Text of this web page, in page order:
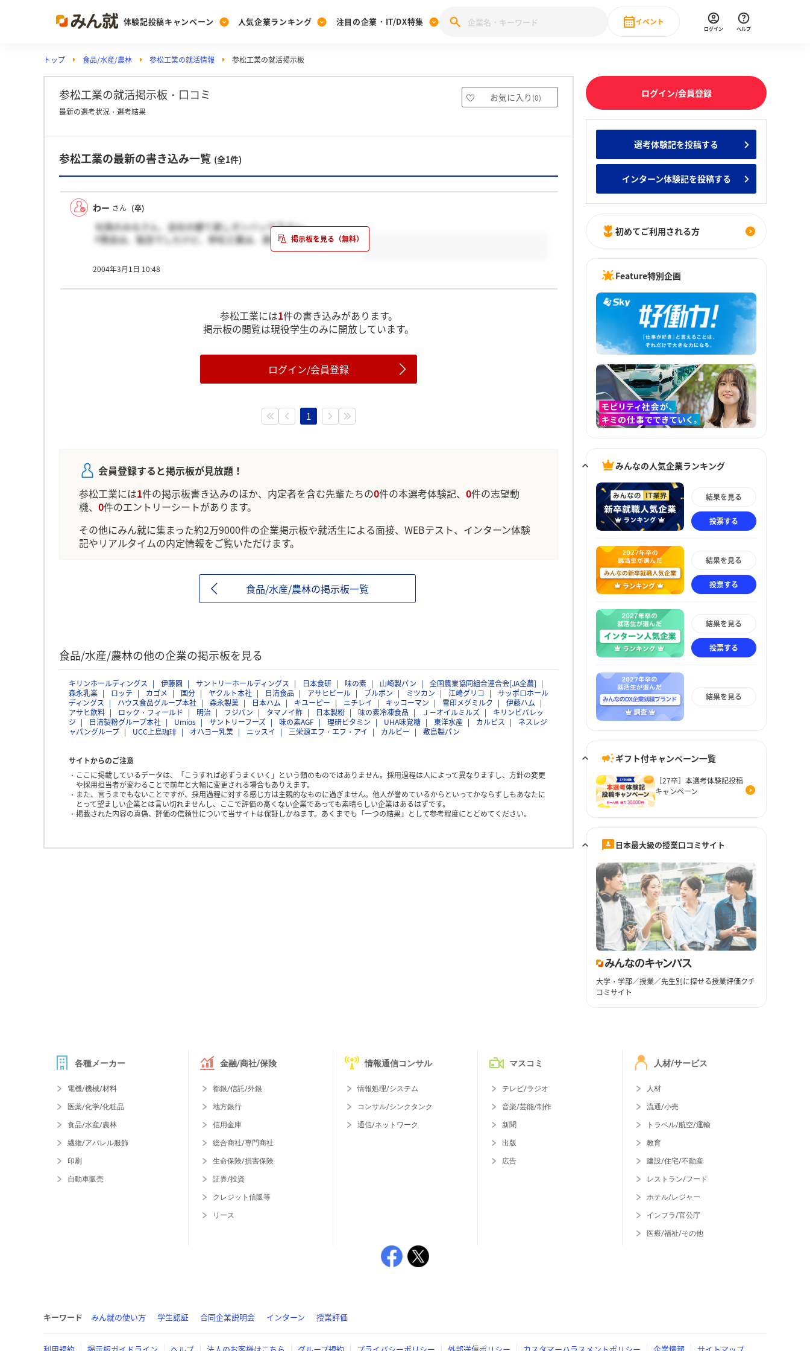
体験記投稿キャンペーン
Post
投稿する
[27卒] 本選考体験記投稿キャンペーン
人気企業ランキング
Ranking
ランキングを見る
Vote
投票する
みんなの新卒就職人気企業ランキング みんなのインターン人気企業ランキ
注目の企業・IT/DX特集
PickUp
注目の企業特集
28卒 IT・DX現場社員インタビュー
動画で知ろう！業界・企業研究
イベント
直近のイベント一覧
ログイン ヘルプ
トップ 食品/水産/農林 参松工業の就活情報 参松工業の就活掲示板
参松工業の就活掲示板・口コミ お気に入り (0)
最新の選考状況・選考結果
参松工業の最新の書き込み一覧 (全1件)
わー さん (卒)
社員のみなさん、会社の建て直しガンバッテ下さい。
F商会は、駄目でしたけど、参松工業は、是非、再建して下さい。
2004年3月1日 10:48
参松工業には1件の書き込みがあります。
掲示板の閲覧は現役学生のみに開放しています。
ログイン/会員登録
1
会員登録すると掲示板が見放題！
参松工業には1件の掲示板書き込みのほか、内定者を含む先輩たちの0件の本選考体験記、 0件の志望動
機、 0件のエントリーシートがあります。
その他にみん就に集まった約2万9000件の企業掲示板や就活生による面接、WEBテスト、インターン体験
記やリアルタイムの内定情報をご覧いただけます。
食品/水産/農林の掲示板一覧
食品/水産/農林の他の企業の掲示板を見る
キリンホールディングス 伊藤園 サントリーホールディングス 日本食研 味の素 山崎製パン
全国農業協同組合連合会[JA全農]
森永乳業
ロッテ カゴメ 国分 ヤクルト本社 日清食品 アサヒビール ブルボン ミツカン 江崎グリコ
サッポロホール
ディングス
ハウス食品グループ本社 森永製菓 日本ハム キユーピー ニチレイ キッコーマン 雪印メグミルク
伊藤ハム
アサヒ飲料
ロック・フィールド 明治 フジパン タマノイ酢 日本製粉 味の素冷凍食品 Ｊ－オイルミルズ
キリンビバレッ
ジ
日清製粉グループ本社 Umios サントリーフーズ 味の素AGF 理研ビタミン UHA味覚糖 東洋水産 カルピス
ネスレジ
ャパングループ
UCC上島珈琲 オハヨー乳業 ニッスイ 三栄源エフ・エフ・アイ カルビー 敷島製パン
サイトからのご注意
ここに掲載しているデータは、「こうすれば必ずうまくいく」という類のものではありません。採用過程は人によって異なりますし、方針の変更
や採用担当者が変わることで前年と大幅に変更される場合もありえます。
また、言うまでもないことですが、採用過程に対する感じ方は主観的なものに過ぎません。他人が誉めているからといってかならずしもあなたに
とって望ましい企業とは言い切れませんし、ここで評価の高くない企業であっても素晴らしい企業はあるはずです。
掲載された内容の真偽、評価の信頼性について当サイトは保証しかねます。あくまでも「一つの結果」として参考程度にとどめてください。
ログイン/会員登録
選考体験記を投稿する
インターン体験記を投稿する
初めてご利用される方
Feature特別企画
みんなの人気企業ランキング
結果を見る
投票する
結果を見る
投票する
結果を見る
投票する
結果を見る
ギフト付キャンペーン一覧
［27卒］本選考体験記投稿
キャンペーン
日本最大級の授業口コミサイト
大学・学部／授業／先生別に探せる授業評価クチ
コミサイト
各種メーカー
電機/機械/材料
医薬/化学/化粧品
食品/水産/農林
繊維/アパレル服飾
印刷
自動車販売
金融/商社/保険
都銀/信託/外銀
地方銀行
信用金庫
総合商社/専門商社
生命保険/損害保険
証券/投資
クレジット信販等
リース
情報通信コンサル
情報処理/システム
コンサル/シンクタンク
通信/ネットワーク
マスコミ
テレビ/ラジオ
音楽/芸能/制作
新聞
出版
広告
人材/サービス
人材
流通/小売
トラベル/航空/運輸
教育
建設/住宅/不動産
レストラン/フード
ホテル/レジャー
インフラ/官公庁
医療/福祉/その他
キーワード みん就の使い方 学生認証 合同企業説明会 インターン 授業評価